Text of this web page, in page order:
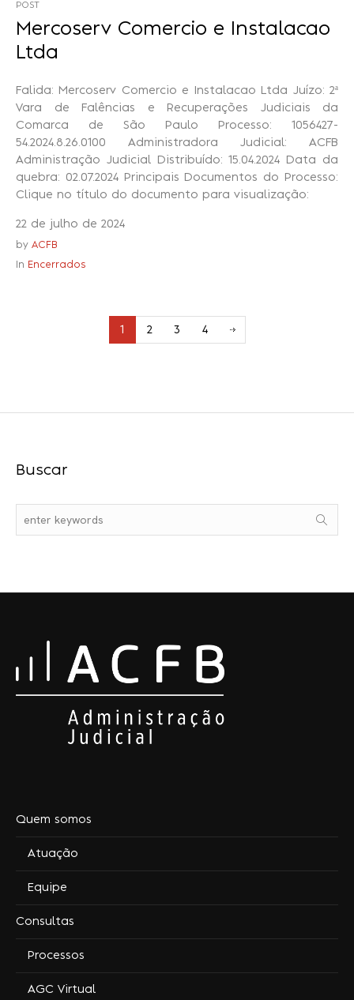
POST
Mercoserv Comercio e Instalacao
Ltda
Falida: Mercoserv Comercio e Instalacao Ltda Juízo: 2ª
Vara de Falências e Recuperações Judiciais da
Comarca de São Paulo Processo: 1056427-
54.2024.8.26.0100 Administradora Judicial: ACFB
Administração Judicial Distribuído: 15.04.2024 Data da
quebra: 02.07.2024 Principais Documentos do Processo:
Clique no título do documento para visualização:
22 de julho de 2024
by ACFB
In Encerrados
1 2 3 4
Buscar
Quem somos
Atuação
Equipe
Consultas
Processos
AGC Virtual